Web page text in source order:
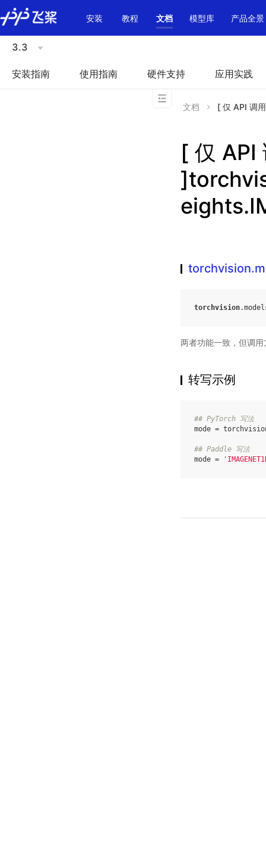
\u200E
安装
教程 文档 模型库 产品全景
3.3
安装指南 使用指南 硬件支持 应用实践
文档 [ 仅 API 调
[ 仅 API
torchvision.
两者功能一致，但调
转写示例
## PyTorch 写法
mode =
## Paddle 写法
mode =